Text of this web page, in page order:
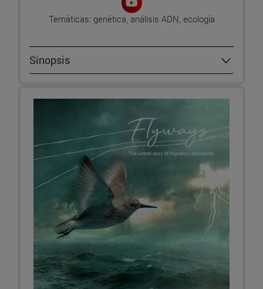
Temáticas: genética, análisis ADN, ecología
Sinopsis